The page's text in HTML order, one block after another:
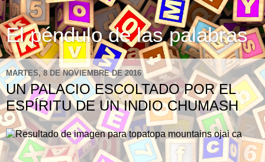
El péndulo de las palabras
MARTES, 8 DE NOVIEMBRE DE 2016
UN PALACIO ESCOLTADO POR EL
ESPÍRITU DE UN INDIO CHUMASH